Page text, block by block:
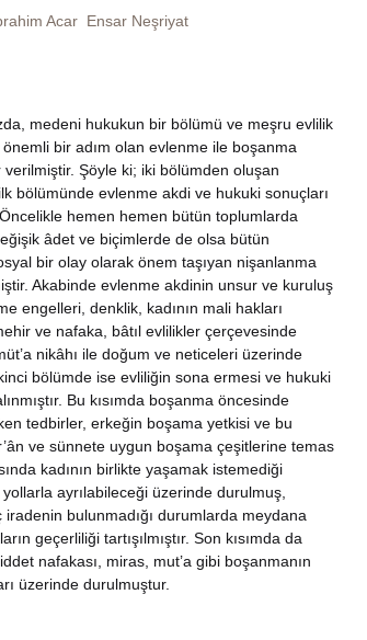
Acar Ensar Neşriyat
medeni hukukun bir bölümü ve meşru evlilik
önemli bir adım olan evlenme ile boşanma
verilmiştir. Şöyle ki; iki bölümden oluşan
ilk bölümünde evlenme akdi ve hukuki sonuçları
Öncelikle hemen hemen bütün toplumlarda
âdet ve biçimlerde de olsa bütün
bir olay olarak önem taşıyan nişanlanma
Akabinde evlenme akdinin unsur ve kuruluş
engelleri, denklik, kadının mali hakları
ve nafaka, bâtıl evlilikler çerçevesinde
nikâhı ile doğum ve neticeleri üzerinde
bölümde ise evliliğin sona ermesi ve hukuki
Bu kısımda boşanma öncesinde
tedbirler, erkeğin boşama yetkisi ve bu
ve sünnete uygun boşama çeşitlerine temas
kadının birlikte yaşamak istemediği
ayrılabileceği üzerinde durulmuş,
bulunmadığı durumlarda meydana
geçerliliği tartışılmıştır. Son kısımda da
nafakası, miras, mut’a gibi boşanmanın
üzerinde durulmuştur.